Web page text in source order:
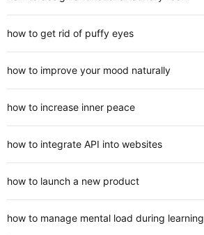
how to get rid of puffy eyes
how to improve your mood naturally
how to increase inner peace
how to integrate API into websites
how to launch a new product
how to manage mental load during learning